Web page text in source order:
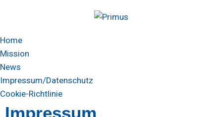
Home
Mission
News
Impressum/Datenschutz
Cookie-Richtlinie
Impressum